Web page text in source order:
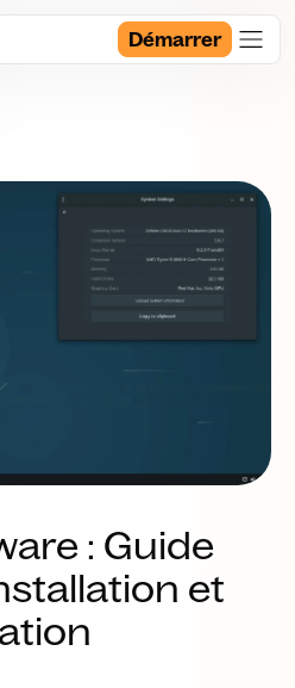
Démarrer
: Guide
et